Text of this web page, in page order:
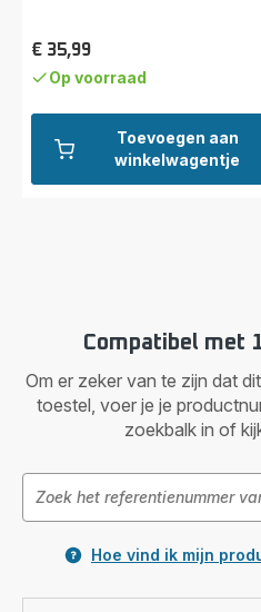
Toevoegen aan
winkelwagentje
Prijs
€ 35,99
Op voorraad
Compatibel met
Om er zeker van te zijn dat
toestel, voer je je
zoekbalk in of
Hoe vind ik mijn